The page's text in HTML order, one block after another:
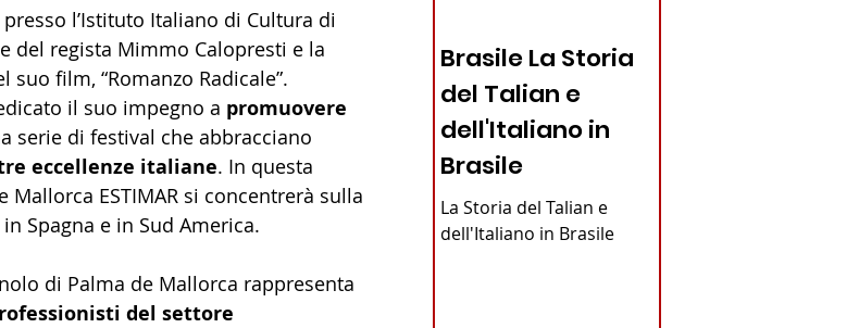
l’Istituto Italiano di Cultura di
del regista Mimmo Calopresti e la
film, “Romanzo Radicale”.
il suo impegno a promuovere
serie di festival che abbracciano
eccellenze italiane. In questa
Mallorca ESTIMAR si concentrerà sulla
Spagna e in Sud America.
di Palma de Mallorca rappresenta
del settore
Brasile La Storia
del Talian e
dell'Italiano in
Brasile
La Storia del Talian e
dell'Italiano in Brasile